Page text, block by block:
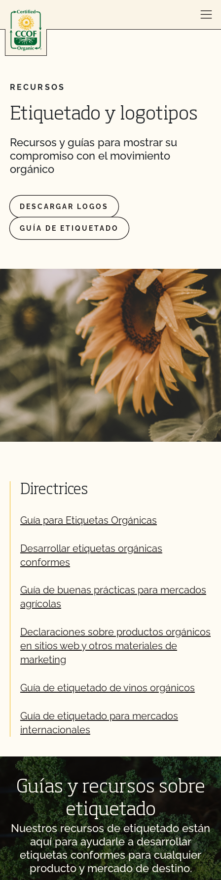
RECURSOS
Etiquetado y logotipos
Recursos y guías para mostrar su
compromiso con el movimiento
orgánico
DESCARGAR LOGOS
GUÍA DE ETIQUETADO
Directrices
Guía para Etiquetas Orgánicas
Desarrollar etiquetas orgánicas
conformes
Guía de buenas prácticas para mercados
agrícolas
Declaraciones sobre productos orgánicos
en sitios web y otros materiales de
marketing
Guía de etiquetado de vinos orgánicos
Guía de etiquetado para mercados
internacionales
Guías y recursos sobre
etiquetado
Nuestros recursos de etiquetado están
aquí para ayudarle a desarrollar
etiquetas conformes para cualquier
producto y mercado de destino.